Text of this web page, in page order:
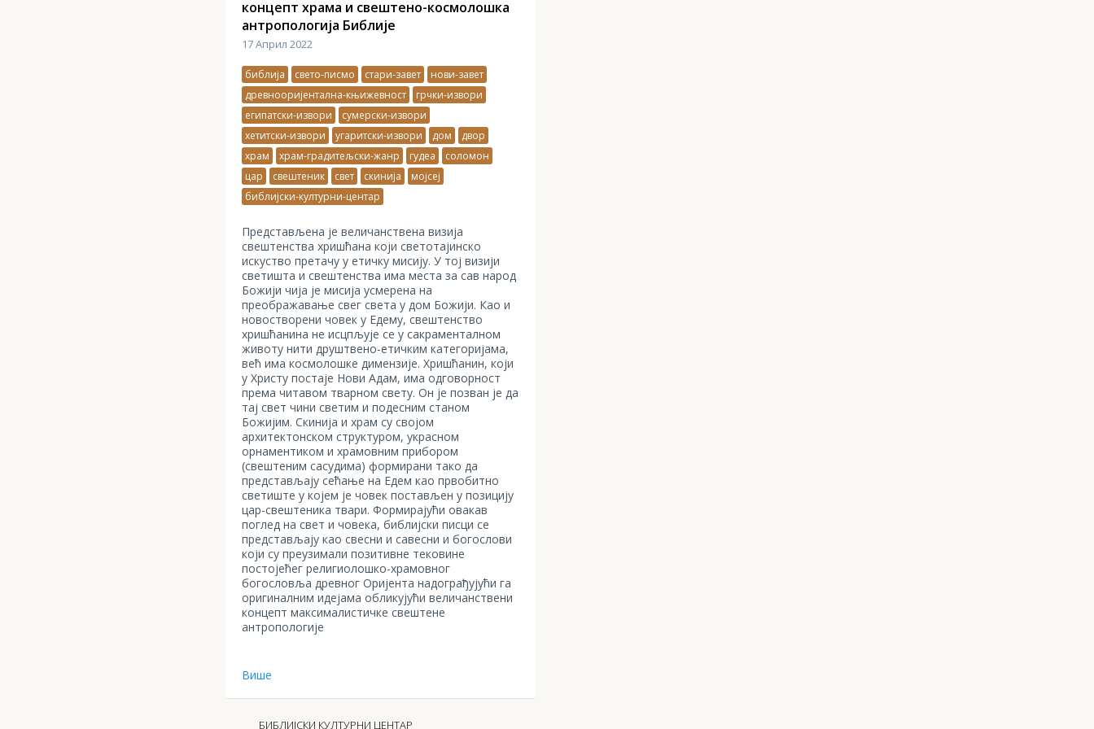
концепт храма и свештено-космолошка
антропологија Библије
17 Април 2022
библија свето-писмо стари-завет
нови-завет
древнооријентална-књижевност
грчки-извори
египатски-извори
сумерски-извори
хетитски-извори
угаритски-извори дом
двор
храм
храм-градитељски-жанр гудеа
соломон
цар
свештеник свет скинија
мојсеј
библијски-културни-центар
Представљена је величанствена визија
свештенства хришћана који светотајинско
искуство претачу у етичку мисију. У тој визији
светишта и свештенства има места за сав народ
Божији чија је мисија усмерена на
преображавање свег света у дом Божији. Као и
новостворени човек у Едему, свештенство
хришћанина не исцпљује се у сакраменталном
животу нити друштвено-етичким категоријама,
већ има космолошке димензије. Хришћанин, који
у Христу постаје Нови Адам, има одговорност
према читавом тварном свету. Он је позван је да
тај свет чини светим и подесним станом
Божијим. Скинија и храм су својом
архитектонском структуром, украсном
орнаментиком и храмовним прибором
(свештеним сасудима) формирани тако да
представљају сећање на Едем као првобитно
светиште у којем је човек постављен у позицију
цар-свештеника твари. Формирајући овакав
поглед на свет и човека, библијски писци се
представљају као свесни и савесни и богослови
који су преузимали позитивне тековине
постојећег религиолошко-храмовног
богословља древног Оријента надограђујући га
оригиналним идејама обликујући величанствени
концепт максималистичке свештене
антропологије
Више
БИБЛИЈСКИ КУЛТУРНИ ЦЕНТАР